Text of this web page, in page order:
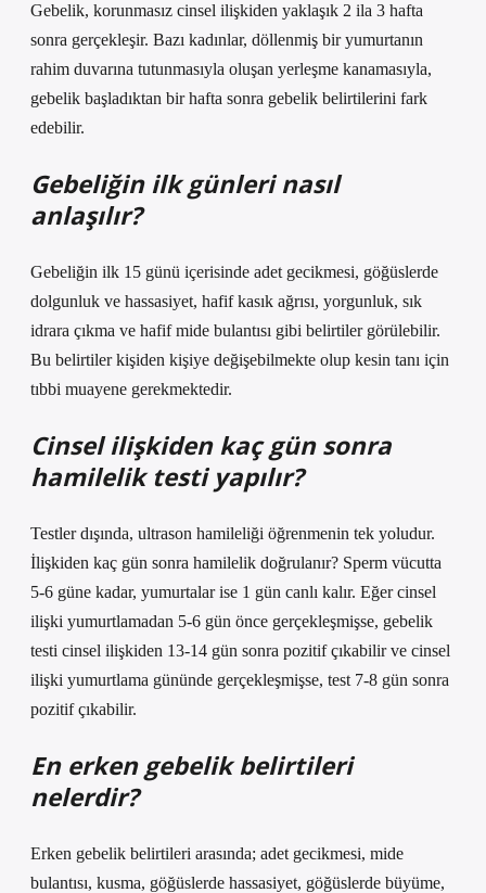
Gebelik, korunmasız cinsel ilişkiden yaklaşık 2 ila 3 hafta
sonra gerçekleşir. Bazı kadınlar, döllenmiş bir yumurtanın
rahim duvarına tutunmasıyla oluşan yerleşme kanamasıyla,
gebelik başladıktan bir hafta sonra gebelik belirtilerini fark
edebilir.
Gebeliğin ilk günleri nasıl
anlaşılır?
Gebeliğin ilk 15 günü içerisinde adet gecikmesi, göğüslerde
dolgunluk ve hassasiyet, hafif kasık ağrısı, yorgunluk, sık
idrara çıkma ve hafif mide bulantısı gibi belirtiler görülebilir.
Bu belirtiler kişiden kişiye değişebilmekte olup kesin tanı için
tıbbi muayene gerekmektedir.
Cinsel ilişkiden kaç gün sonra
hamilelik testi yapılır?
Testler dışında, ultrason hamileliği öğrenmenin tek yoludur.
İlişkiden kaç gün sonra hamilelik doğrulanır? Sperm vücutta
5-6 güne kadar, yumurtalar ise 1 gün canlı kalır. Eğer cinsel
ilişki yumurtlamadan 5-6 gün önce gerçekleşmişse, gebelik
testi cinsel ilişkiden 13-14 gün sonra pozitif çıkabilir ve cinsel
ilişki yumurtlama gününde gerçekleşmişse, test 7-8 gün sonra
pozitif çıkabilir.
En erken gebelik belirtileri
nelerdir?
Erken gebelik belirtileri arasında; adet gecikmesi, mide
bulantısı, kusma, göğüslerde hassasiyet, göğüslerde büyüme,